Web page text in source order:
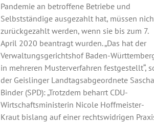
Pandemie an betroffene Betriebe und
Selbstständige ausgezahlt hat, müssen
zurückgezahlt werden, wenn sie bis zum 7.
April 2020 beantragt wurden. „Das hat der
Verwaltungsgerichtshof Baden-
in mehreren Musterverfahren festgestellt“,
der Geislinger Landtagsabgeordnete Sascha
Binder (SPD): „Trotzdem beharrt CDU-
Wirtschaftsministerin Nicole Hoffmeister-
Kraut bislang auf einer rechtswidrigen